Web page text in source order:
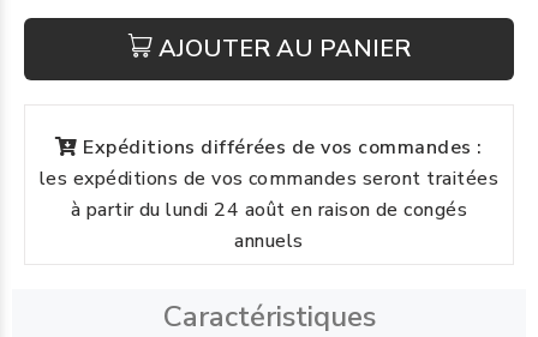
AJOUTER AU PANIER
Expéditions différées de vos commandes :
les expéditions de vos commandes seront traitées
à partir du lundi 24 août en raison de congés
annuels
Caractéristiques